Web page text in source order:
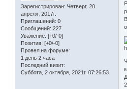
Зарегистрирован: Четверг, 20
апреля, 2017г.
Приглашений: 0
Сообщений: 227
Уважение: [+0/-0]
Позитив: [+0/-0]
Провел на форуме:
1 день 2 часа
Последний визит:
Суббота, 2 октября, 2021г. 07:26:53